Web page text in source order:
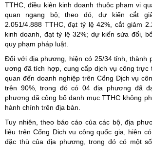
TTHC, điều kiện kinh doanh thuộc phạm vi
quan ngang bộ; theo đó, dự kiến cắt
2.051/4.888 TTHC, đạt tỷ lệ 42%, cắt giảm
kinh doanh, đạt tỷ lệ 32%; dự kiến sửa đổi,
quy phạm pháp luật.
Đối với địa phương, hiện có 25/34 tỉnh, thành
ương đã tích hợp, cung cấp dịch vụ công trực
quan đến doanh nghiệp trên Cổng Dịch vụ
trên 90%, trong đó có 04 địa phương đã
phương đã công bố danh mục TTHC không
hành chính trên địa bàn.
Tuy nhiên, theo báo cáo của các bộ, địa
liệu trên Cổng Dịch vụ công quốc gia, hiện
đặc thù của địa phương, trong đó có một